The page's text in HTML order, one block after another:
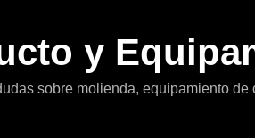
y
sobre molienda, equipamiento